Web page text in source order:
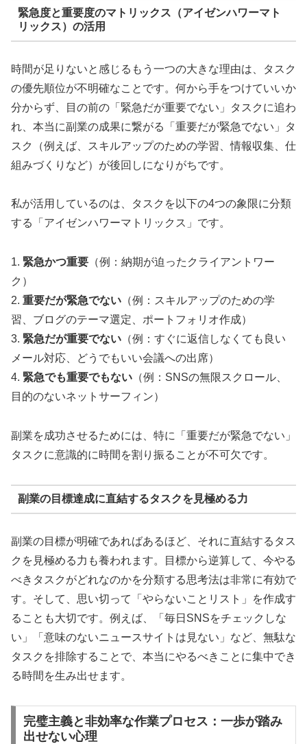
緊急度と重要度のマトリックス（アイゼンハワーマト
リックス）の活用
時間が足りないと感じるもう一つの大きな理由は、タスク
の優先順位が不明確なことです。何から手をつけていいか
分からず、目の前の「緊急だが重要でない」タスクに追わ
れ、本当に副業の成果に繋がる「重要だが緊急でない」タ
スク（例えば、スキルアップのための学習、情報収集、仕
組みづくりなど）が後回しになりがちです。
私が活用しているのは、タスクを以下の4つの象限に分類
する「アイゼンハワーマトリックス」です。
1. 緊急かつ重要 （例：納期が迫ったクライアントワー
ク）
2. 重要だが緊急でない （例：スキルアップのための学
習、ブログのテーマ選定、ポートフォリオ作成）
3. 緊急だが重要でない （例：すぐに返信しなくても良い
メール対応、どうでもいい会議への出席）
4. 緊急でも重要でもない （例：SNSの無限スクロール、
目的のないネットサーフィン）
副業を成功させるためには、特に「重要だが緊急でない」
タスクに意識的に時間を割り振ることが不可欠です。
副業の目標達成に直結するタスクを見極める力
副業の目標が明確であればあるほど、それに直結するタス
クを見極める力も養われます。目標から逆算して、今やる
べきタスクがどれなのかを分類する思考法は非常に有効で
す。そして、思い切って「やらないことリスト」を作成す
ることも大切です。例えば、「毎日SNSをチェックしな
い」「意味のないニュースサイトは見ない」など、無駄な
タスクを排除することで、本当にやるべきことに集中でき
る時間を生み出せます。
完璧主義と非効率な作業プロセス：一歩が踏み
出せない心理